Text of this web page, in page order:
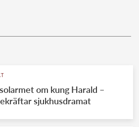
om kung Harald –
sjukhusdramat